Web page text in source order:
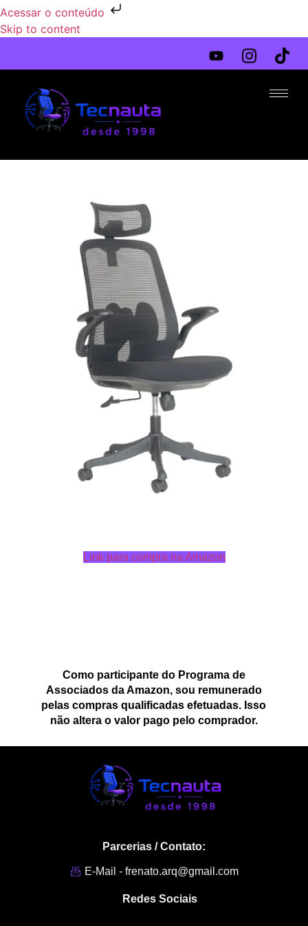
Acessar o conteúdo
Skip to content
Link para compra na Amazon
Como participante do Programa de
Associados da Amazon, sou remunerado
pelas compras qualificadas efetuadas. Isso
não altera o valor pago pelo comprador.
Parcerias / Contato:
E-Mail - frenato.arq@gmail.com
Redes Sociais